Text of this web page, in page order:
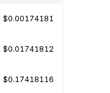
$0.00174181
$0.01741812
$0.17418116